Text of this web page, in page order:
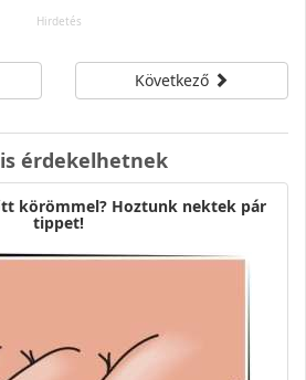
Következő
is érdekelhetnek
körömmel? Hoztunk nektek pár
tippet!